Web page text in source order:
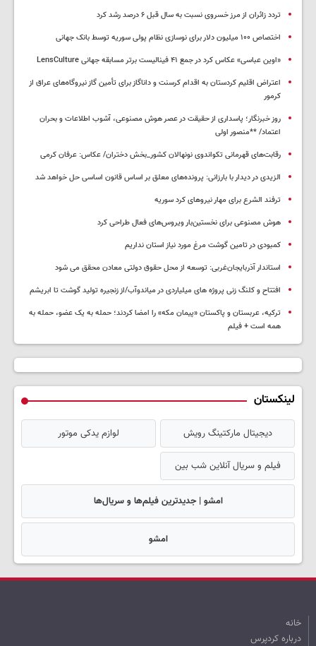
تردد زائران از مرز خسروی نسبت به سال قبل ۶ درصد رشد کرد
اختصاص ۱۰۰ میلیون دلار برای نوسازی نظام پولی سوریه توسط بانک جهانی
«اوین عباسی» عکاس کرد در جمع ۴۱ فینالیست برتر مسابقه جهانی LensCulture
اعتراض اقلیم کردستان به اقدام کرسنت و داناگاز برای تأمین گاز نیروگاه‌های عراق از
کرمور
روز خبرنگار؛ پاسداری از حقیقت در عصر هوش مصنوعی، آشوب اطلاعات و بحران
اعتماد/ **منصور اولی
رقابت‌های قهرمانی تکواندوی نونهالان کشور_بخش دختران/ عکاس: عرفان کرمی
الزیدی در دیدار با بارزانی: پرونده‌های معلق بر اساس قانون اساسی حل خواهد شد
ترفند الشرع برای مهار نیروهای کرد سوریه
هوش مصنوعی برای نخستین‌بار ویروس‌های فعال طراحی کرد
کمبودی در تامین گوشت مرغ مورد نیاز استان نداریم
استاندار آذربایجان‌غربی: توسعه از محل حقوق دولتی معادن محقق می شود
افتتاح و کلنگ زنی پروژه های میلیاردی در میاندوآب/از زنجیره تولید گوشت تا ابریشم
ترکیه، عربستان و پاکستان «پیمان مکه» را امضا کردند؛ حمله به یک عضو، حمله به
همه است + فیلم
لینکستان
دیجیتال مارکتینگ رویش لوازم یدکی موتور
فیلم و سریال آنلاین شب بین
امشو | جدیدترین فیلم‌ها و سریال‌ها
امشو
خانه
درباره کردپرس